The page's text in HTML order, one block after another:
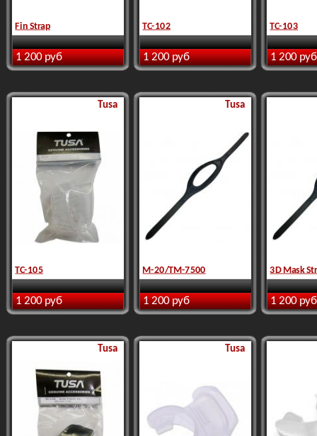
Fin Strap
1 200 руб
TC-102
1 200 руб
TC-103
1 200 руб
Tusa
TC-105
1 200 руб
Tusa
M-20/TM-7500
1 200 руб
3D Mask
1 200 руб
Tusa Tusa